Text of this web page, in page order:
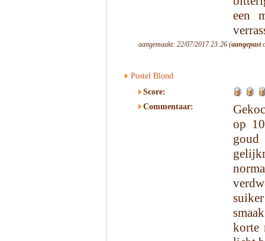
een
aangemaakt: 22/07/2017 23:26 (aangepast
Postel Blond
Score:
Commentaar:
op
korte